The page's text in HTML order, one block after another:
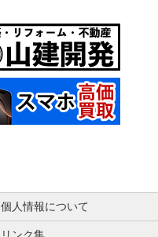
個人情報について